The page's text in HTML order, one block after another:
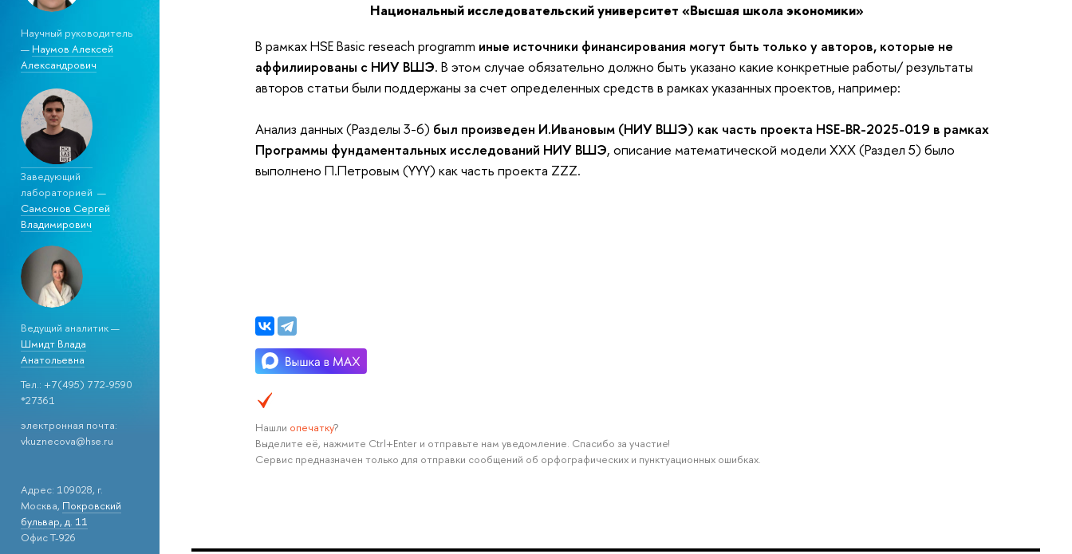
Научный руководитель
— Наумов Алексей
Александрович
Заведующий
лабораторией —
Самсонов Сергей
Владимирович
Ведущий аналитик —
ШмидтВлада
Анатольевна
Тел.: +7(495) 772-9590
*27361
электронная почта:
vkuznecova@hse.ru
Адрес: 109028, г.
Москва, Покровский
бульвар, д. 11
Офис T-926
Национальный исследовательский университет «Высшая школа экономики»
В рамках HSE Basic reseach programm иные источники финансирования могут быть только у авторов, которые не
аффилиированы с НИУ ВШЭ. В этом случае обязательно должно быть указано какие конкретные работы/ результаты
авторов статьи были поддержаны за счет определенных средств в рамках указанных проектов, например:
Анализ данных (Разделы 3-6) был произведен И.Ивановым (НИУ ВШЭ) как часть проекта HSE-BR-2025-019 в рамках
Программы фундаментальных исследований НИУ ВШЭ, описание математической модели XXX (Раздел 5) было
выполнено П.Петровым (YYY) как часть проекта ZZZ.
Нашли опечатку?
Выделите её, нажмите Ctrl+Enter и отправьте нам уведомление. Спасибо за участие!
Сервис предназначен только для отправки сообщений об орфографических и пунктуационных ошибках.